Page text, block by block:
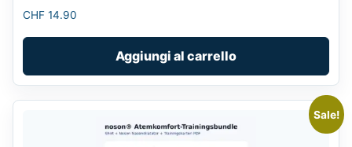
CHF 14.90
Aggiungi al carrello
Sale!